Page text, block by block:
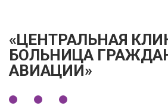
«ЦЕНТРАЛЬНАЯ
БОЛЬНИЦА
АВИАЦИИ»